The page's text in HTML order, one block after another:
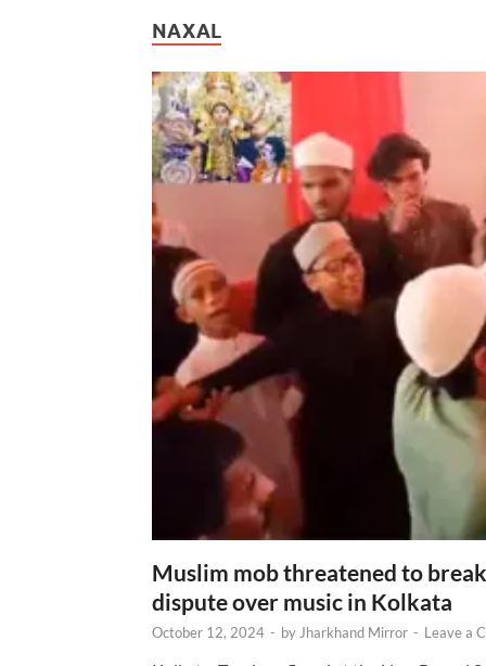
NAXAL
Muslim mob threatened to
dispute over music in Kolkata
October 12, 2024 - byJharkhand Mirror - Leave a